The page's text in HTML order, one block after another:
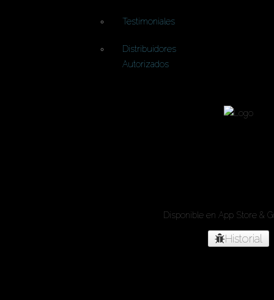
Testimoniales
Distribuidores
Autorizados
Disponible en App Store &
Historial